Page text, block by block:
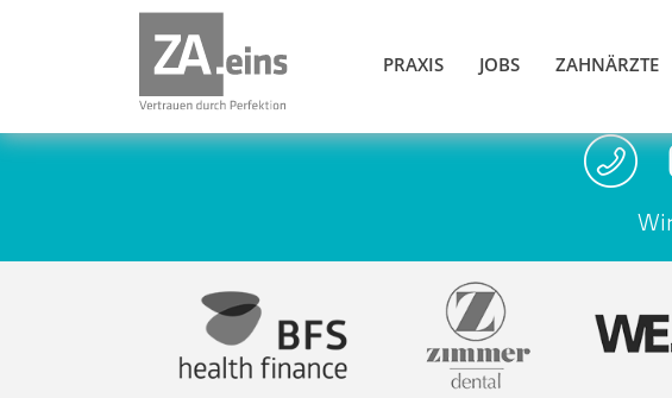
PRAXIS JOBS ZAHNÄRZTE